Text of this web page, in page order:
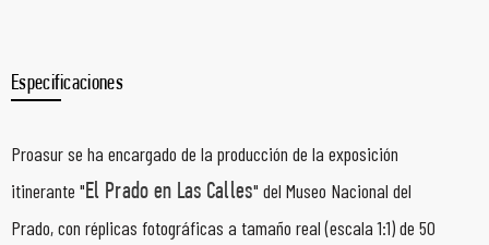
Especificaciones
Proasur se ha encargado de la producción de la exposición
itinerante "El Prado en Las Calles" del Museo Nacional del
Prado, con réplicas fotográficas a tamaño real (escala 1:1) de 50